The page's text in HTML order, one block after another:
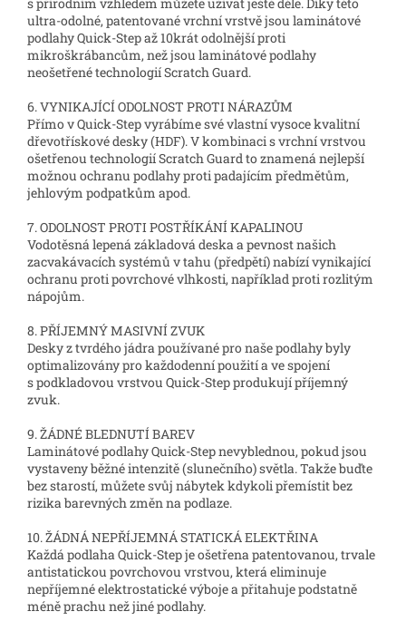
s přírodním vzhledem můžete užívat ještě déle. Díky této
ultra-odolné, patentované vrchní vrstvě jsou laminátové
podlahy Quick-Step až 10krát odolnější proti
mikroškrábancům, než jsou laminátové podlahy
neošetřené technologií Scratch Guard.
6. VYNIKAJÍCÍ ODOLNOST PROTI NÁRAZŮM
Přímo v Quick-Step vyrábíme své vlastní vysoce kvalitní
dřevotřískové desky (HDF). V kombinaci s vrchní vrstvou
ošetřenou technologií Scratch Guard to znamená nejlepší
možnou ochranu podlahy proti padajícím předmětům,
jehlovým podpatkům apod.
7. ODOLNOST PROTI POSTŘÍKÁNÍ KAPALINOU
Vodotěsná lepená základová deska a pevnost našich
zacvakávacích systémů v tahu (předpětí) nabízí vynikající
ochranu proti povrchové vlhkosti, například proti rozlitým
nápojům.
8. PŘÍJEMNÝ MASIVNÍ ZVUK
Desky z tvrdého jádra používané pro naše podlahy byly
optimalizovány pro každodenní použití a ve spojení
s podkladovou vrstvou Quick-Step produkují příjemný
zvuk.
9. ŽÁDNÉ BLEDNUTÍ BAREV
Laminátové podlahy Quick-Step nevyblednou, pokud jsou
vystaveny běžné intenzitě (slunečního) světla. Takže buďte
bez starostí, můžete svůj nábytek kdykoli přemístit bez
rizika barevných změn na podlaze.
10. ŽÁDNÁ NEPŘÍJEMNÁ STATICKÁ ELEKTŘINA
Každá podlaha Quick-Step je ošetřena patentovanou, trvale
antistatickou povrchovou vrstvou, která eliminuje
nepříjemné elektrostatické výboje a přitahuje podstatně
méně prachu než jiné podlahy.